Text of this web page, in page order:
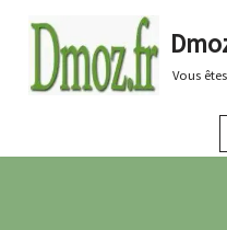
au
Vous